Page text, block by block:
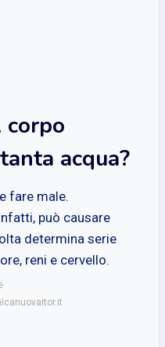
corpo
acqua?
fare male.
può causare
determina serie
reni e cervello.